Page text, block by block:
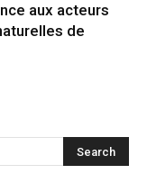
aux acteurs
de